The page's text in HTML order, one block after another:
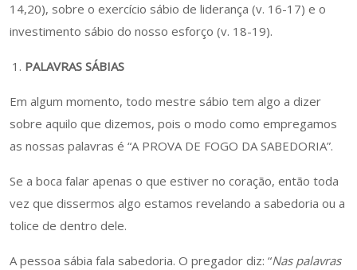
14,20), sobre o exercício sábio de liderança (v. 16-17) e o
investimento sábio do nosso esforço (v. 18-19).
PALAVRAS SÁBIAS
Em algum momento, todo mestre sábio tem algo a dizer
sobre aquilo que dizemos, pois o modo como empregamos
as nossas palavras é “A PROVA DE FOGO DA SABEDORIA”.
Se a boca falar apenas o que estiver no coração, então toda
vez que dissermos algo estamos revelando a sabedoria ou a
tolice de dentro dele.
A pessoa sábia fala sabedoria. O pregador diz: “Nas palavras